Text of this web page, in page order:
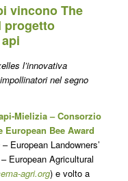
vincono The
progetto
l’innovativa
nel segno
Mielizia – Consorzio
Bee Award
European Landowners’
European Agricultural
agri.org) e volto a